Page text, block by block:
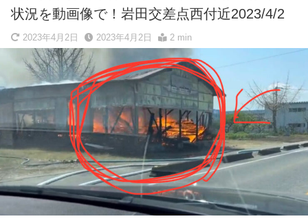
状況を動画像で！岩田交差点西付近2023/4/2
2023年4月2日 2023年4月2日 2 min